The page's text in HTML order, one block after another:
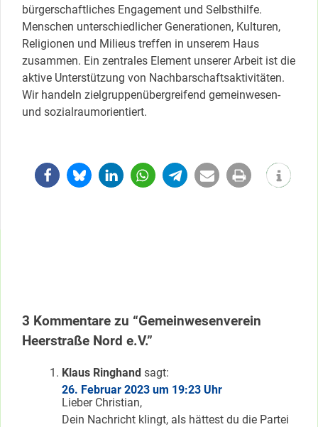
bürgerschaftliches Engagement und Selbsthilfe.
Menschen unterschiedlicher Generationen, Kulturen,
Religionen und Milieus treffen in unserem Haus
zusammen. Ein zentrales Element unserer Arbeit ist die
aktive Unterstützung von Nachbarschaftsaktivitäten.
Wir handeln zielgruppenübergreifend gemeinwesen-
und sozialraumorientiert.
3 Kommentare zu “Gemeinwesenverein
Heerstraße Nord e.V.”
Klaus Ringhand sagt:
26. Februar 2023 um 19:23 Uhr
Lieber Christian,
Dein Nachricht klingt, als hättest du die Partei